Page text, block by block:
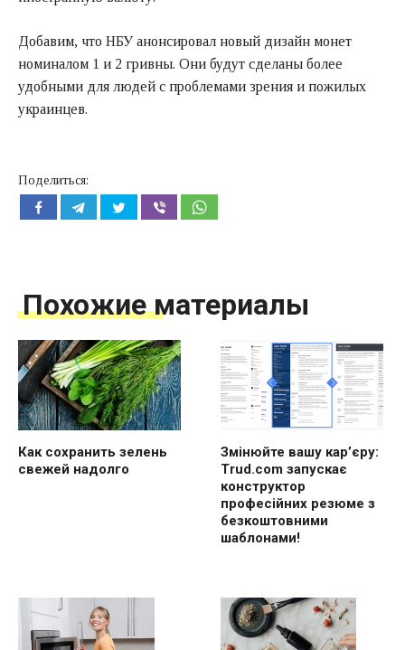
Добавим, что НБУ анонсировал новый дизайн монет
номиналом 1 и 2 гривны. Они будут сделаны более
удобными для людей с проблемами зрения и пожилых
украинцев.
Поделиться:
Похожие материалы
Как сохранить зелень
свежей надолго
Змінюйте вашу кар’єру:
Trud.com запускає
конструктор
професійних резюме з
безкоштовними
шаблонами!